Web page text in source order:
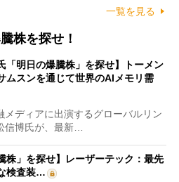
一覧を見る
株を探せ！
「明日の爆騰株」を探せ】トーメン
ムスンを通じて世界のAIメモリ需
ディアに出演するグローバルリン
信博氏が、最新…
株」を探せ】レーザーテック：最先
検査装…